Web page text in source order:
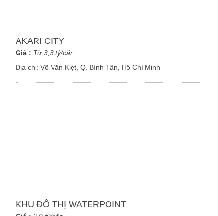
AKARI CITY
Giá : Từ 3,3 tỷ/căn
Địa chỉ:Võ Văn Kiệt, Q. Bình Tân, Hồ Chí Minh
KHU ĐÔ THỊ WATERPOINT